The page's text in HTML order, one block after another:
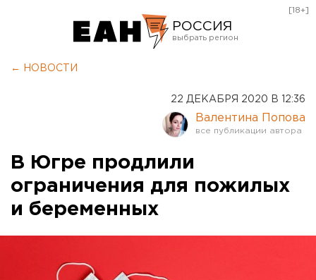
РОССИЯ
Курган
Оренбург
[18+]
← НОВОСТИ
22 ДЕКАБРЯ 2020 В 12:36
Валентина Попова
В Югре продлили
ограничения для пожилых
и беременных